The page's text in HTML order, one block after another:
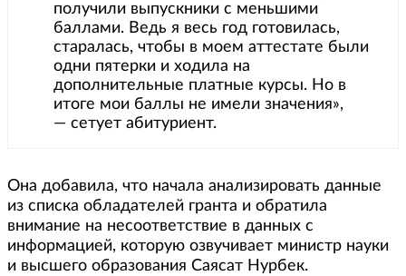
получили выпускники с меньшими
баллами. Ведь я весь год готовилась,
старалась, чтобы в моем аттестате были
одни пятерки и ходила на
дополнительные платные курсы. Но в
итоге мои баллы не имели значения»,
— сетует абитуриент.
Она добавила, что начала анализировать данные
из списка обладателей гранта и обратила
внимание на несоответствие в данных с
информацией, которую озвучивает министр науки
и высшего образования Саясат Нурбек.